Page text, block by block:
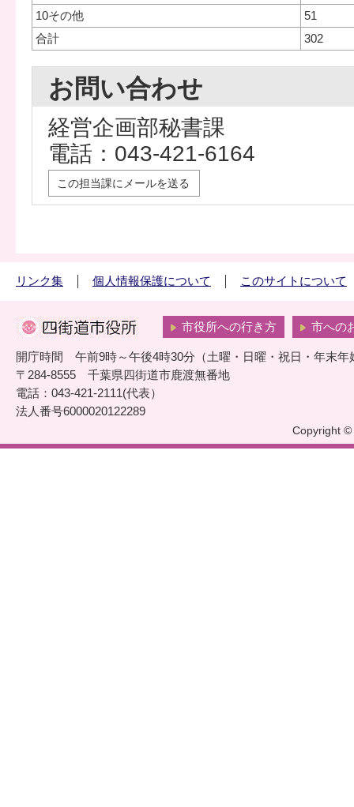
10その他
51
合計
302
お問い合わせ
経営企画部秘書課
電話：043-421-6164
この担当課にメールを送る
リンク集 個人情報保護について このサイトについて
市役所への行き方 市への
開庁時間 午前9時～午後4時30分（土曜・日曜・祝日・年末年
〒284-8555 千葉県四街道市鹿渡無番地
電話：043-421-2111(代表）
法人番号6000020122289
Copyright ©